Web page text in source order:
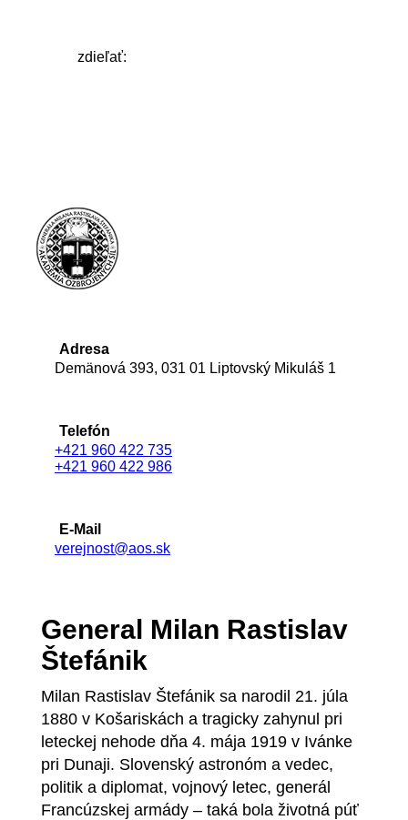
zdieľať:
Adresa
Demänová 393, 031 01 Liptovský Mikuláš 1
Telefón
+421 960 422 735
+421 960 422 986
E-Mail
verejnost@aos.sk
General Milan Rastislav
Štefánik
Milan Rastislav Štefánik sa narodil 21. júla
1880 v Košariskách a tragicky zahynul pri
leteckej nehode dňa 4. mája 1919 v Ivánke
pri Dunaji. Slovenský astronóm a vedec,
politik a diplomat, vojnový letec, generál
Francúzskej armády – taká bola životná púť